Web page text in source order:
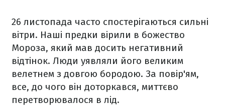
26 листопада часто спостерігаються сильні
вітри. Наші предки вірили в божество
Мороза, який мав досить негативний
відтінок. Люди уявляли його великим
велетнем з довгою бородою. За повір'ям,
все, до чого він доторкався, миттєво
перетворювалося в лід.